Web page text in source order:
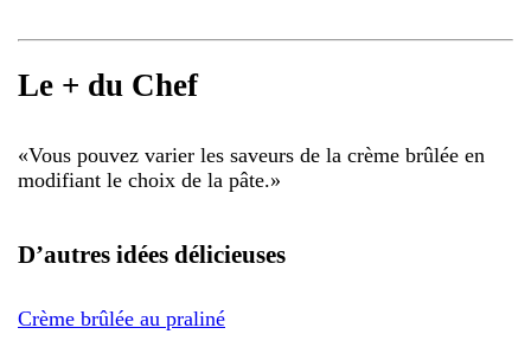
Le + du Chef
«Vous pouvez varier les saveurs de la crème brûlée en
modifiant le choix de la pâte.»
D’autres idées délicieuses
Crème brûlée au praliné